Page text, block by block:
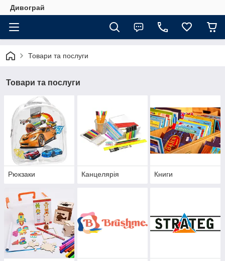
Дивограй
Товари та послуги
Товари та послуги
Рюкзаки Канцелярія Книги